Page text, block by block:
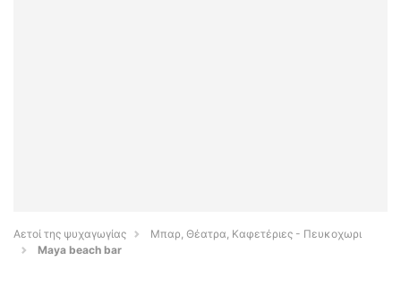
Αετοί της ψυχαγωγίας
Μπαρ, Θέατρα, Καφετέριες - Πευκοχωρι
Maya beach bar